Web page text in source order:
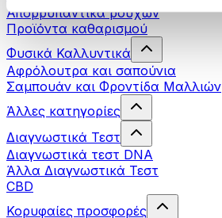
Απορρυπαντικά ρούχων
Προϊόντα καθαρισμού
Φυσικά Καλλυντικά
Αφρόλουτρα και σαπούνια
Σαμπουάν και Φροντίδα Μαλλιών
Άλλες κατηγορίες
Διαγνωστικά Τεστ
Διαγνωστικά τεστ DNA
Άλλα Διαγνωστικά Τεστ
CBD
Κορυφαίες προσφορές